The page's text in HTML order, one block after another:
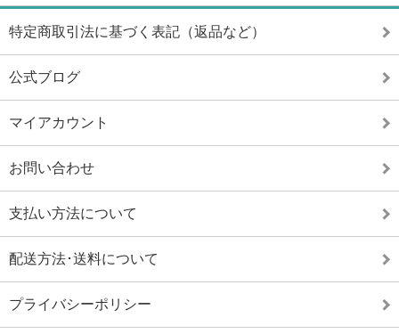
特定商取引法に基づく表記（返品など）
公式ブログ
マイアカウント
お問い合わせ
支払い方法について
配送方法･送料について
プライバシーポリシー